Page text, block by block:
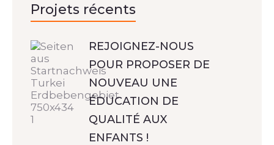
Projets récents
REJOIGNEZ-NOUS
POUR PROPOSER DE
NOUVEAU UNE
ÉDUCATION DE
QUALITÉ AUX
ENFANTS !